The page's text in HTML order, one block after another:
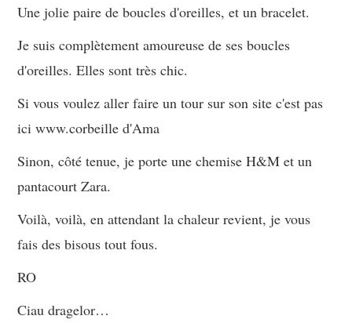
Une jolie paire de boucles d'oreilles, et un bracelet.
Je suis complètement amoureuse de ses boucles
d'oreilles. Elles sont très chic.
Si vous voulez aller faire un tour sur son site c'est pas
ici www.corbeille d'Ama
Sinon, côté tenue, je porte une chemise H&M et un
pantacourt Zara.
Voilà, voilà, en attendant la chaleur revient, je vous
fais des bisous tout fous.
RO
Ciau dragelor…